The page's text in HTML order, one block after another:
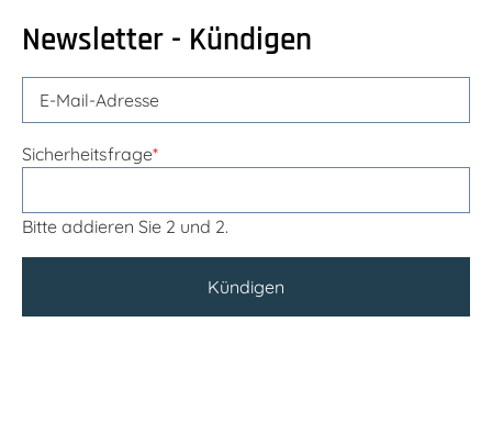
Newsletter - Kündigen
Sicherheitsfrage*
Bitte addieren Sie 2 und 2.
Kündigen